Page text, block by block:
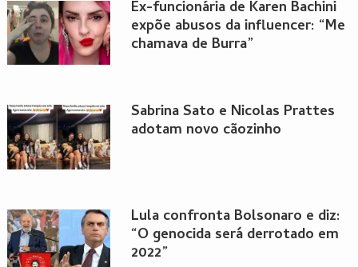
Ex-funcionária de Karen Bachini
expõe abusos da influencer: “Me
chamava de Burra”
Sabrina Sato e Nicolas Prattes
adotam novo cãozinho
Lula confronta Bolsonaro e diz:
“O genocida será derrotado em
2022”